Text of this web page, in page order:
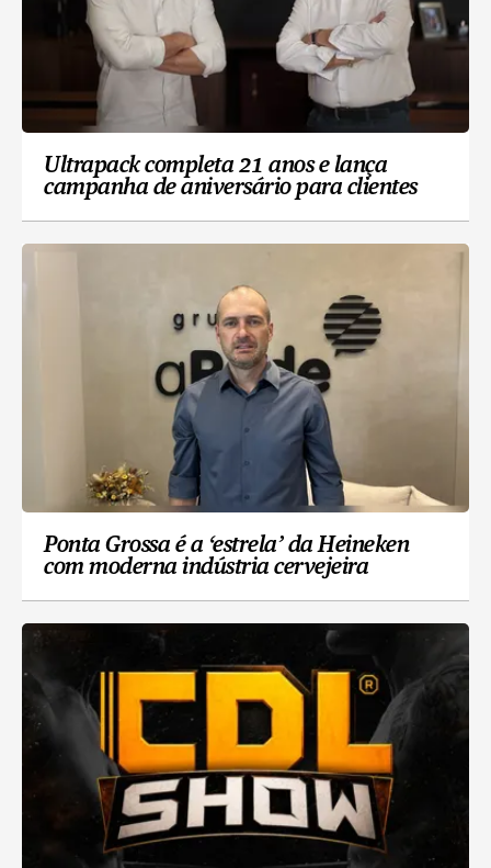
Ultrapack completa 21 anos e lança
campanha de aniversário para clientes
Ponta Grossa é a ‘estrela’ da Heineken
com moderna indústria cervejeira